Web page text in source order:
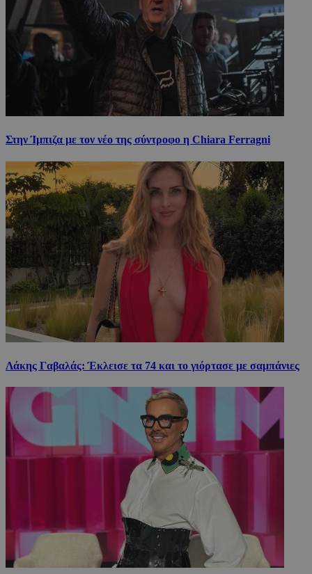
Στην Ίμπιζα με τον νέο της σύντροφο η Chiara Ferragni
Λάκης Γαβαλάς: Έκλεισε τα 74 και το γιόρτασε με σαμπάνιες